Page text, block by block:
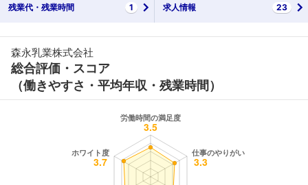
残業代・ 残業時間 1 求人情報 23
森永乳業株式会社
総合評価・スコア
（働きやすさ・平均年収・残業時間）